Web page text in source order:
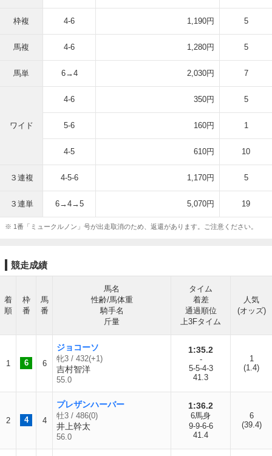
枠複 4-6 1,190円 5
馬複 4-6 1,280円 5
馬単 6→4 2,030円 7
ワイド
4-6 350円 5
5-6 160円 1
4-5 610円 10
３連複 4-5-6 1,170円 5
３連単 6→4→5 5,070円 19
※ 1番「ミュークルノン」号が出走取消のため、返還があります。ご注意ください。
競走成績
着
順
枠
番
馬
番
馬名
性齢/馬体重
騎手名
斤量
タイム
着差
通過順位
上3Fタイム
人気
(オッズ)
1 6 6
ジョコーソ
牝3 / 432(+1)
吉村智洋
55.0
1:35.2
-
5-5-4-3
41.3
1
(1.4)
2 4 4
プレザンハーバー
牡3 / 486(0)
井上幹太
56.0
1:36.2
6馬身
9-9-6-6
41.4
6
(39.4)